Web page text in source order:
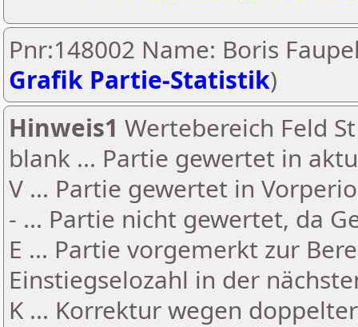
Pnr:148002 Name: Boris
Grafik Partie-Statistik)
Hinweis1 Wertebereich Feld
blank ... Partie gewertet in
V ... Partie gewertet in
- ... Partie nicht gewertet, da
E ... Partie vorgemerkt zur
Einstiegselozahl in der
K ... Korrektur wegen